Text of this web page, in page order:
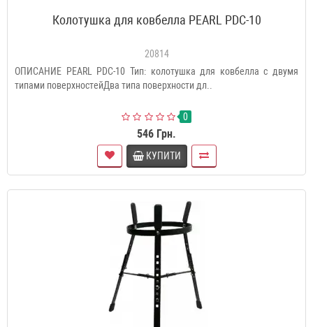
Колотушка для ковбелла PEARL PDC-10
20814
ОПИСАНИЕ PEARL PDC-10 Тип: колотушка для ковбелла с двумя
типами поверхностейДва типа поверхности дл..
0
546 Грн.
КУПИТИ